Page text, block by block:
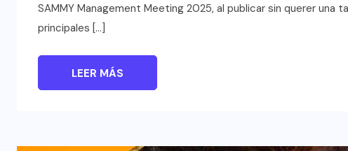
SAMMY Management Meeting 2025, al publicar sin querer una
principales […]
LEER MÁS